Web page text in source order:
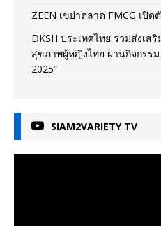
ZEEN เขย่าตลาด FMCG เปิ
DKSH ประเทศไทย ร่วมส่งเส
สุขภาพผู้หญิงไทย ผ่านกิจกรรม
2025”
SIAM2VARIETY TV